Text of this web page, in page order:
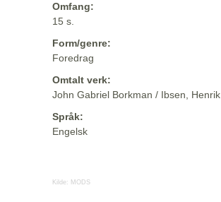
Omfang:
15 s.
Form/genre:
Foredrag
Omtalt verk:
John Gabriel Borkman / Ibsen, Henrik
Språk:
Engelsk
Kilde: MODS